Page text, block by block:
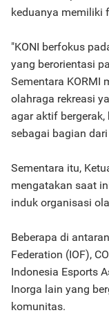
keduanya memiliki
"KONI berfokus
yang berorientasi
Sementara KORMI
olahraga rekreasi
agar aktif
sebagai bagian
Sementara itu,
mengatakan saat
induk organisasi
Beberapa di
Federation (IOF),
Indonesia Esports
Inorga lain yang
komunitas.